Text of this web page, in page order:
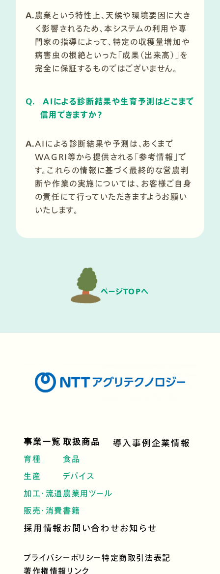
A.農業という特性上、天候や環境要因に大き
く影響されるため、本システムの利用や専
門家の指導によって、特定の収穫量増加や
病害虫の根絶といった「成果（出来高）」を
完全に保証するものではございません。
Q.
AIによる診断結果や生育予測はどこまで
信用できますか？
A.AIによる診断結果や予測は、あくまで
WAGRI等から提供される「参考情報」で
す。これらの情報に基づく最終的な営農判
断や作業の実施については、お客様ご自身
の責任にて行っていただきますようお願い
いたします。
ページTOPへ
事業一覧
育種
生産
加工・流通
販売・消費
取扱商品
食品
デバイス
農業用ツール
書籍
導入事例企業情報
採用情報お問い合わせお知らせ
プライバシーポリシー特定商取引法表記
著作権情報 リンク